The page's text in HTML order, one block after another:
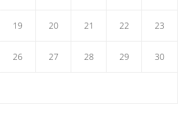
19 20 21 22 23
26 27 28 29 30